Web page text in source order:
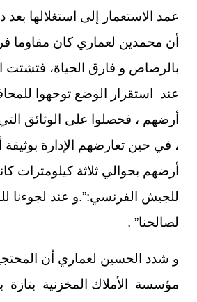
عمد الاستعمار إلى استغلالها
أن محمدين لعماري كان مقاوما
بالرصاص و فارق الحياة، فتشتت
عند استقرار الوضع توجهوا
أرضهم ، فحصلوا على الوثائق
، في حين تعارضهم الإدارة
أرضهم بحوالي ثلاثة كيلومترات
للجيش الفرنسي:”.و عند لجوءنا
لصالحنا” .
و شدد الحسين لعماري أن
مؤسسة الأملاك المخزنية بتازة